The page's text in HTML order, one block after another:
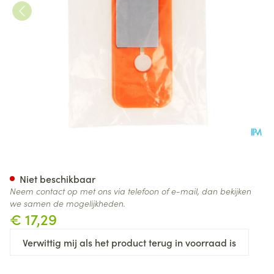
€ 17,29
Verwittig mij als het product terug in voorraad is
Niet beschikbaar
Neem contact op met ons via telefoon of e-mail, dan bekijken
we samen de mogelijkheden.